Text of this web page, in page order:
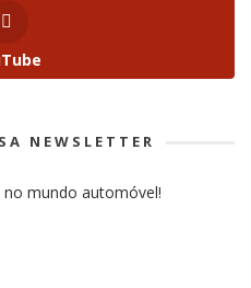
NEWSLETTER
no mundo automóvel!